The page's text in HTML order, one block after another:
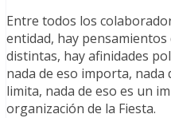
Entre todos los
entidad, hay
distintas, hay afinidades
nada de eso importa, nada
limita, nada de eso es un
organización de la Fiesta.